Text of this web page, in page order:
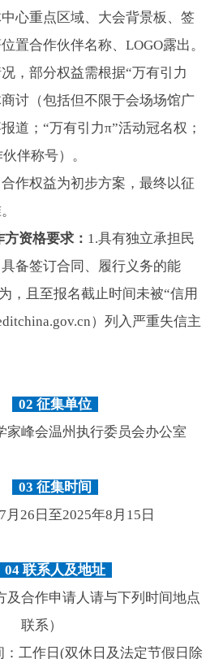
心重点区域、大会背景板、签
置合作伙伴名称、LOGO露出。
，部分权益需根据“万有引力
讨（包括但不限于会场场馆广
道；“万有引力π”活动冠名权；
伴称号）。
作权益为初步方案，最终以征
方资格要求： 1.具有独立承担民
备签订合同、履行义务的能
，且至报名截止时间未被“信用
）列入严重失信主
02征集单位
家峰会温州执行委员会办公室
03征集时间
月26日至2025年8月15日
04联系人及地址
及合作申请人请与下列时间地点
联系）
：工作日(双休日及法定节假日除